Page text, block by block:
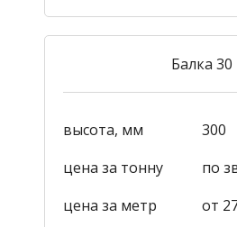
Балка 30
высота, мм
300
цена за тонну
по
цена за метр
от